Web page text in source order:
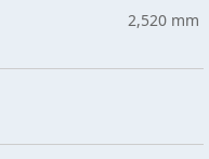
2,520 mm